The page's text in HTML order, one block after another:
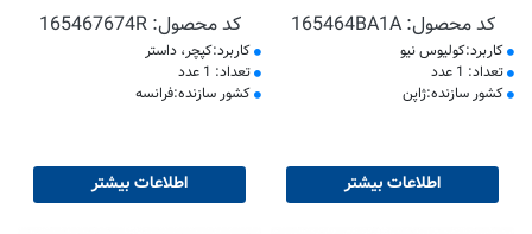
کد محصول:165464BA1A
کاربرد:کولیوس نیو
تعداد: 1 عدد
کشور سازنده:ژاپن
اطلاعات بیشتر
کد محصول:165467674R
کاربرد:کپچر، داستر
تعداد: 1 عدد
کشور سازنده:فرانسه
اطلاعات بیشتر